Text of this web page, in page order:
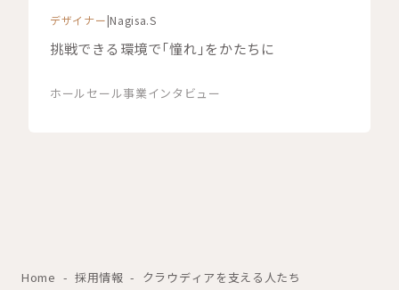
デザイナー|Nagisa.S
挑戦できる環境で「憧れ」をかたちに
ホールセール事業インタビュー
Home 採用情報 クラウディアを支える人たち